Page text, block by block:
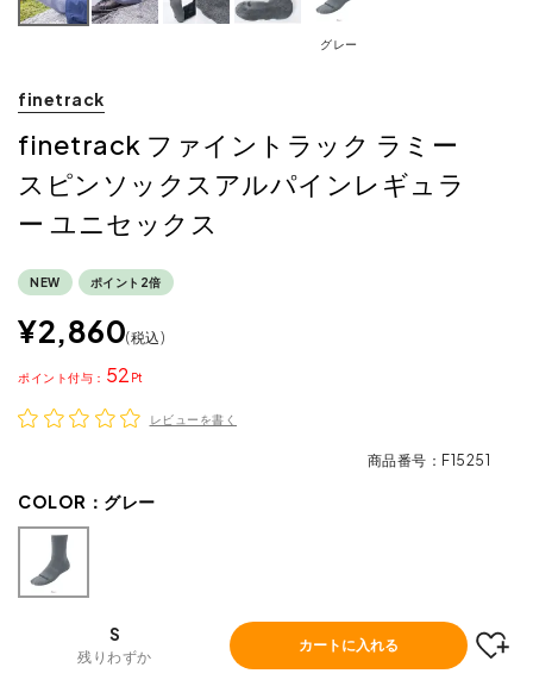
グレー
finetrack
finetrack ファイントラック ラミー
スピンソックスアルパインレギュラ
ー ユニセックス
NEW ポイント2倍
¥2,860 税込
52
ポイント
レビューを書く
商品番号 F15251
COLOR： グレー
S
残りわずか
カートに入れる